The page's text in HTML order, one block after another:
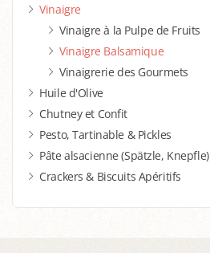
Vinaigre
Vinaigre à la Pulpe de Fruits
Vinaigre Balsamique
Vinaigrerie des Gourmets
Huile d'Olive
Chutney et Confit
Pesto, Tartinable & Pickles
Pâte alsacienne (Spätzle, Knepfle)
Crackers & Biscuits Apéritifs